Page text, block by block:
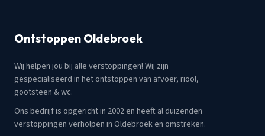
Ontstoppen Oldebroek
Wij helpen jou bij alle verstoppingen! Wij zijn
gespecialiseerd in het ontstoppen van afvoer, riool,
gootsteen & wc.
Ons bedrijf is opgericht in 2002 en heeft al duizenden
verstoppingen verholpen in Oldebroek en omstreken.